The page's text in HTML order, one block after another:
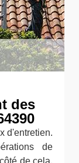
des
d'entretien.
de
de cela,